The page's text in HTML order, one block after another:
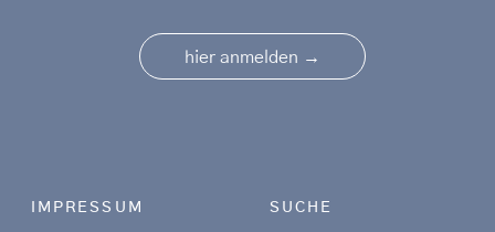
hier anmelden →
Footer menu
IMPRESSUM SUCHE